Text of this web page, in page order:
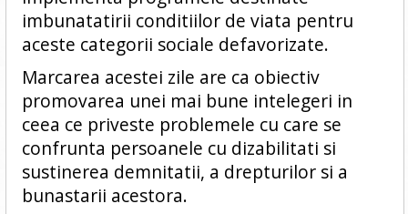
imbunatatirii conditiilor de viata pentru
aceste categorii sociale defavorizate.
Marcarea acestei zile are ca obiectiv
promovarea unei mai bune intelegeri in
ceea ce priveste problemele cu care se
confrunta persoanele cu dizabilitati si
sustinerea demnitatii, a drepturilor si a
bunastarii acestora.